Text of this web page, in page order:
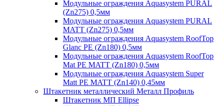
Модульные ограждения Aquasystem PURAL
(Zn275) 0,5мм
Модульные ограждения Aquasystem PURAL
MATT (Zn275) 0,5мм
Модульные ограждения Aquasystem RoofTop
Glanc PE (Zn180) 0,5мм
Модульные ограждения Aquasystem RoofTop
Mat PE MATT (Zn180) 0,5мм
Модульные ограждения Aquasystem Super
Matt PE MATT (Zn140) 0,45мм
Штакетник металлический Металл Профиль
Штакетник МП Ellipse